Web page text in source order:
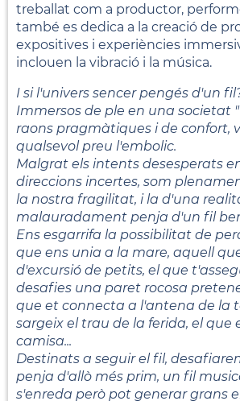
treballat com a productor,
també es dedica a la creació de
expositives i experiències
inclouen la vibració i la música.
I si l'univers sencer pengés d'un
Immersos de ple en una societat
raons pragmàtiques i de confort,
qualsevol preu l'embolic.
Malgrat els intents desesperats
direccions incertes, som
la nostra fragilitat, i la d'una
malauradament penja d'un fil
Ens esgarrifa la possibilitat de
que ens unia a la mare, aquell
d'excursió de petits, el que
desafies una paret rocosa
que et connecta a l'antena de la
sargeix el trau de la ferida, el que
camisa...
Destinats a seguir el fil,
penja d'allò més prim, un fil
s'enreda però pot generar grans